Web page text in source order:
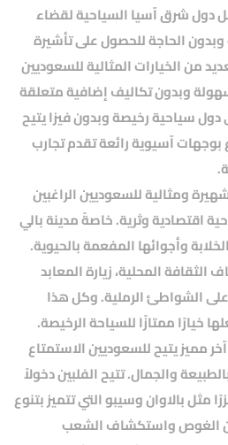
دول شرق آسيا السياحيةلقضاء
الحاجة للحصول على تأشيرة
من الخيارات المثالية للسعوديين
وبدون تكاليف إضافية متعلقة
دول سياحية رخيصة وبدون فيزا يتيح
بوجهات آسيوية رائعة تقدم تجارب
ومثالية للسعوديين الراغبين
اقتصادية وثرية. خاصةً مدينةبالي
وأجوائها المفعمة بالحيوية.
الثقافة المحلية، زيارة المعابد
على الشواطئ الرملية. وكل هذا
خيارًا ممتازًا للسياحة الرخيصة.
مميز يتيح للسعوديين الاستمتاع
والجمال. تتيح الفلبين دخولاً
مثلبالاوانوسيبوالتي تتميز بتنوع
الغوص واستكشاف الشعب